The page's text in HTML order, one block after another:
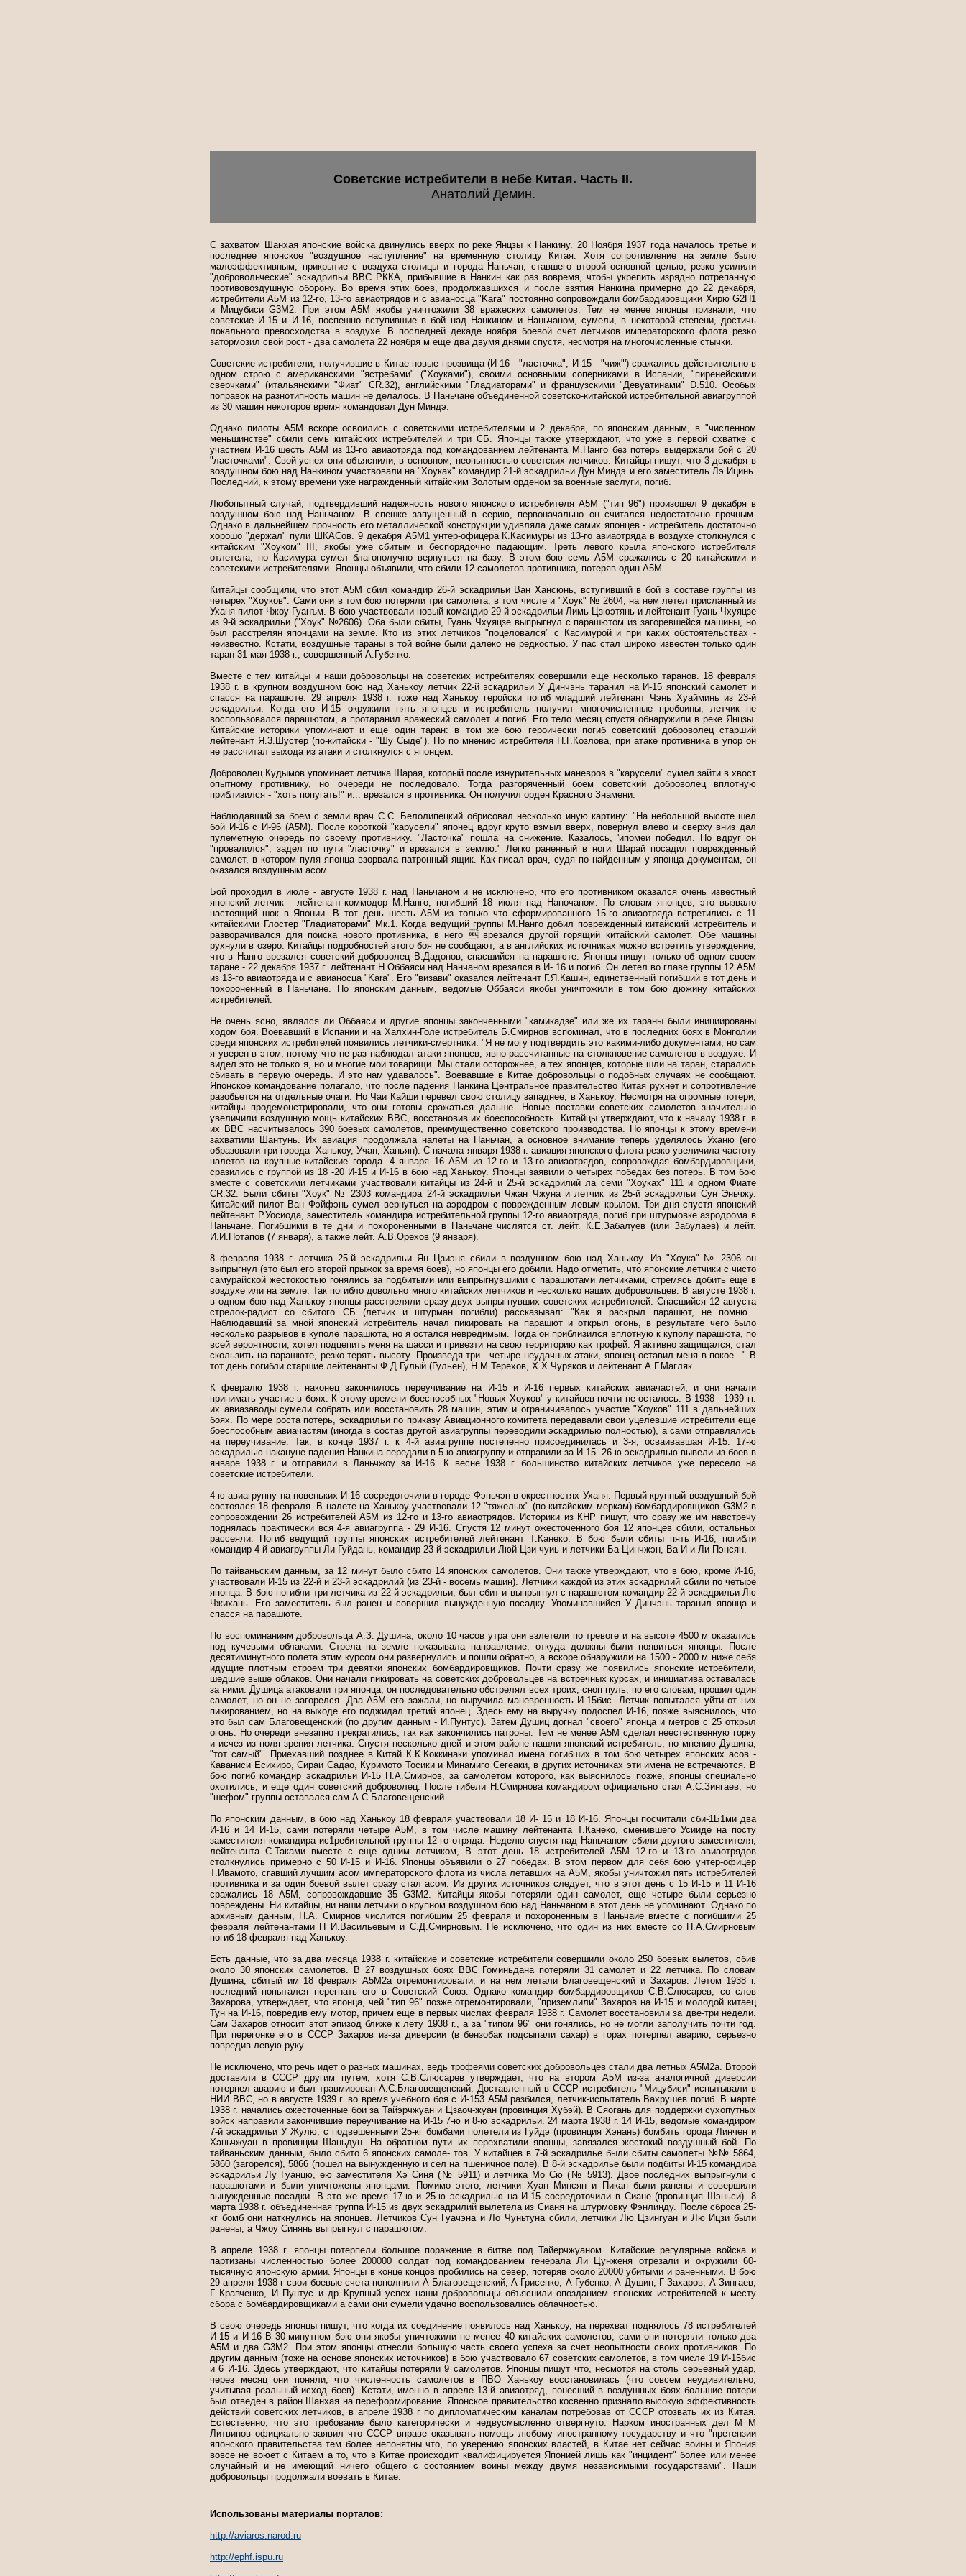
Советские истребители в небе Китая. Часть II.
Анатолий Демин.
С захватом Шанхая японские войска двинулись вверх по реке Янцзы к Нанкину. 20 Ноября 1937 года началось третье и
последнее японское "воздушное наступление" на временную столицу Китая. Хотя сопротивление на земле было
малоэффективным, прикрытие с воздуха столицы и города Наньчан, ставшего второй основной целью, резко усилили
"добровольческие" эскадрильи ВВС РККА, прибывшие в Нанкин как раз вовремя, чтобы укрепить изрядно потрепанную
противовоздушную оборону. Во время этих боев, продолжавшихся и после взятия Нанкина примерно до 22 декабря,
истребители А5М из 12-го, 13-го авиаотрядов и с авианосца "Kaгa" постоянно сопровождали бомбардировщики Хирю G2H1
и Мицубиси G3M2. При этом А5М якобы уничтожили 38 вражеских самолетов. Тем не менее японцы признали, что
советские И-15 и И-16, поспешно вступившие в бой над Нанкином и Наньчаном, сумели, в некоторой степени, достичь
локального превосходства в воздухе. В последней декаде ноября боевой счет летчиков императорского флота резко
затормозил свой рост - два самолета 22 ноября м еще два двумя днями спустя, несмотря на многочисленные стычки.
Советские истребители, получившие в Китае новые прозвища (И-16 - "ласточка", И-15 - "чиж"') сражались действительно в
одном строю с американскими "ястребами" ("Хоуками"), своими основными соперниками в Испании, "пиренейскими
сверчками" (итальянскими "Фиат" CR.32), английскими "Гладиаторами" и французскими "Девуатинами" D.510. Особых
поправок на разнотипность машин не делалось. В Наньчане объединенной советско-китайской истребительной авиагруппой
из 30 машин некоторое время командовал Дун Миндэ.
Однако пилоты А5М вскоре освоились с советскими истребителями и 2 декабря, по японским данным, в "численном
меньшинстве" сбили семь китайских истребителей и три СБ. Японцы также утверждают, что уже в первой схватке с
участием И-16 шесть А5М из 13-го авиаотряда под командованием лейтенанта М.Нанго без потерь выдержали бой с 20
"ласточками". Свой успех они объяснили, в основном, неопытностью советских летчиков. Китайцы пишут, что 3 декабря в
воздушном бою над Нанкином участвовали на "Хоуках" командир 21-й эскадрильи Дун Миндэ и его заместитель Лэ Ицинь.
Последний, к этому времени уже награжденный китайским Золотым орденом за военные заслуги, погиб.
Любопытный случай, подтвердивший надежность нового японского истребителя А5М ("тип 96") произошел 9 декабря в
воздушном бою над Наньчаном. В спешке запущенный в серию, первоначально он считался недостаточно прочным.
Однако в дальнейшем прочность его металлической конструкции удивляла даже самих японцев - истребитель достаточно
хорошо "держал" пули ШКАСов. 9 декабря А5М1 унтер-офицера К.Касимуры из 13-го авиаотряда в воздухе столкнулся с
китайским "Хоуком" III, якобы уже сбитым и беспорядочно падающим. Треть левого крыла японского истребителя
отлетела, но Касимура сумел благополучно вернуться на базу. В этом бою семь А5М сражались с 20 китайскими и
советскими истребителями. Японцы объявили, что сбили 12 самолетов противника, потеряв один А5М.
Китайцы сообщили, что этот А5М сбил командир 26-й эскадрильи Ван Хансюнь, вступивший в бой в составе группы из
четырех "Хоуков". Сами они в том бою потеряли три самолета, в том числе и "Хоук" № 2604, на нем летел присланный из
Уханя пилот Чжоу Гуанъм. В бою участвовали новый командир 29-й эскадрильи Лимь Цзюэтянь и лейтенант Гуань Чхуяцзе
из 9-й эскадрильи ("Хоук" №2606). Оба были сбиты, Гуань Чхуяцзе выпрыгнул с парашютом из загоревшейся машины, но
был расстрелян японцами на земле. Кто из этих летчиков "поцеловался" с Касимурой и при каких обстоятельствах -
неизвестно. Кстати, воздушные тараны в той войне были далеко не редкостью. У пас стал широко известен только один
таран 31 мая 1938 г., совершенный А.Губенко.
Вместе с тем китайцы и наши добровольцы на советских истребителях совершили еще несколько таранов. 18 февраля
1938 г. в крупном воздушном бою над Ханькоу летчик 22-й эскадрильи У Динчэнь таранил на И-15 японский самолет и
спасся на парашюте. 29 апреля 1938 г. тоже над Ханькоу геройски погиб младший лейтенант Чэнь Хуайминь из 23-й
эскадрильи. Когда его И-15 окружили пять японцев и истребитель получил многочисленные пробоины, летчик не
воспользовался парашютом, а протаранил вражеский самолет и погиб. Его тело месяц спустя обнаружили в реке Янцзы.
Китайские историки упоминают и еще один таран: в том же бою героически погиб советский доброволец старший
лейтенант Я.3.Шустер (по-китайски - "Шу Сыде"). Но по мнению истребителя Н.Г.Козлова, при атаке противника в упор он
не рассчитал выхода из атаки и столкнулся с японцем.
Доброволец Кудымов упоминает летчика Шарая, который после изнурительных маневров в "карусели" сумел зайти в хвост
опытному противнику, но очереди не последовало. Тогда разгоряченный боем советский доброволец вплотную
приблизился - "хоть попугать!" и... врезался в противника. Он получил орден Красного Знамени.
Наблюдавший за боем с земли врач С.С. Белолипецкий обрисовал несколько иную картину: "На небольшой высоте шел
бой И-16 с И-96 (А5М). После короткой "карусели" японец вдруг круто взмыл вверх, повернул влево и сверху вниз дал
пулеметную очередь по своему противнику. "Ласточка" пошла на снижение. Казалось, 'ипомеи победил. Но вдруг он
"провалился", задел по пути "ласточку" и врезался в землю." Легко раненный в ноги Шарай посадил поврежденный
самолет, в котором пуля японца взорвала патронный ящик. Как писал врач, судя по найденным у японца документам, он
оказался воздушным асом.
Бой проходил в июле - августе 1938 г. над Наньчаном и не исключено, что его противником оказался очень известный
японский летчик - лейтенант-коммодор М.Нанго, погибший 18 июля над Наночаном. По словам японцев, это вызвало
настоящий шок в Японии. В тот день шесть А5М из только что сформированного 15-го авиаотряда встретились с 11
китайскими Глостер "Гладиаторами" Мк.1. Когда ведущий группы М.Нанго добил поврежденный китайский истребитель и
разворачивался для поиска нового противника, в него  врезался другой горящий китайский самолет. Обе машины
рухнули в озеро. Китайцы подробностей этого боя не сообщают, а в английских источниках можно встретить утверждение,
что в Нанго врезался советский доброволец В.Дадонов, спасшийся на парашюте. Японцы пишут только об одном своем
таране - 22 декабря 1937 г. лейтенант Н.Оббаяси над Нанчаном врезался в И- 16 и погиб. Он летел во главе группы 12 А5М
из 13-го авиаотряда и с авианосца "Kara". Его "визави" оказался лейтенант Г.Я.Кашин, единственный погибший в тот день и
похороненный в Наньчане. По японским данным, ведомые Оббаяси якобы уничтожили в том бою дюжину китайских
истребителей.
Не очень ясно, являлся ли Оббаяси и другие японцы законченными "камикадзе" или же их тараны были инициированы
ходом боя. Воевавший в Испании и на Халхин-Голе истребитель Б.Смирнов вспоминал, что в последних боях в Монголии
среди японских истребителей появились летчики-смертники: "Я не могу подтвердить это какими-либо документами, но сам
я уверен в этом, потому что не раз наблюдал атаки японцев, явно рассчитанные на столкновение самолетов в воздухе. И
видел это не только я, но и многие мои товарищи. Мы стали осторожнее, а тех японцев, которые шли на таран, старались
сбивать в первую очередь. И это нам удавалось". Воевавшие в Китае добровольцы о подобных случаях не сообщают.
Японское командование полагало, что после падения Нанкина Центральное правительство Китая рухнет и сопротивление
разобьется на отдельные очаги. Но Чаи Кайши перевел свою столицу западнее, в Ханькоу. Несмотря на огромные потери,
китайцы продемонстрировали, что они готовы сражаться дальше. Новые поставки советских самолетов значительно
увеличили воздушную мощь китайских ВВС, восстановив их боеспособность. Китайцы утверждают, что к началу 1938 г. в
их ВВС насчитывалось 390 боевых самолетов, преимущественно советского производства. Но японцы к этому времени
захватили Шантунь. Их авиация продолжала налеты на Наньчан, а основное внимание теперь уделялось Уханю (его
образовали три города -Ханькоу, Учан, Ханьян). С начала января 1938 г. авиация японского флота резко увеличила частоту
налетов на крупные китайские города. 4 января 16 А5М из 12-го и 13-го авиаотрядов, сопровождая бомбардировщики,
сразились с группой из 18 -20 И-15 и И-16 в бою над Ханькоу. Японцы заявили о четырех победах без потерь. В том бою
вместе с советскими летчиками участвовали китайцы из 24-й и 25-й эскадрилий ла семи "Хоуках" 111 и одном Фиате
CR.32. Были сбиты "Хоук" № 2303 командира 24-й эскадрильи Чжан Чжуна и летчик из 25-й эскадрильи Сун Эньчжу.
Китайский пилот Ван Фэйфэнь сумел вернуться на аэродром с поврежденным левым крылом. Три дня спустя японский
лейтенант Р.Уосиода, заместитель командира истребительной группы 12-го авиаотряда, погиб при штурмовке аэродрома в
Наньчане. Погибшими в те дни и похороненными в Наньчане числятся ст. лейт. К.Е.Забалуев (или Забулаев) и лейт.
И.И.Потапов (7 января), а также лейт. А.В.Орехов (9 января).
8 февраля 1938 г. летчика 25-й эскадрильи Ян Цзиэня сбили в воздушном бою над Ханькоу. Из "Хоука" № 2306 он
выпрыгнул (это был его второй прыжок за время боев), но японцы его добили. Надо отметить, что японские летчики с чисто
самурайской жестокостью гонялись за подбитыми или выпрыгнувшими с парашютами летчиками, стремясь добить еще в
воздухе или на земле. Так погибло довольно много китайских летчиков и несколько наших добровольцев. В августе 1938 г.
в одном бою над Ханькоу японцы расстреляли сразу двух выпрыгнувших советских истребителей. Спасшийся 12 августа
стрелок-радист со сбитого СБ (летчик и штурман погибли) рассказывал: "Как я раскрыл парашют, не помню...
Наблюдавший за мной японский истребитель начал пикировать на парашют и открыл огонь, в результате чего было
несколько разрывов в куполе парашюта, но я остался невредимым. Тогда он приблизился вплотную к куполу парашюта, по
всей вероятности, хотел подцепить меня на шасси и привезти на свою территорию как трофей. Я активно защищался, стал
скользить на парашюте, резко терять высоту. Произведя три - четыре неудачных атаки, японец оставил меня в покое..." В
тот день погибли старшие лейтенанты Ф.Д.Гулый (Гульен), Н.М.Терехов, Х.Х.Чуряков и лейтенант А.Г.Магляк.
К февралю 1938 г. наконец закончилось переучивание на И-15 и И-16 первых китайских авиачастей, и они начали
принимать участие в боях. К этому времени боеспособных "Новых Хоуков" у китайцев почти не осталось. В 1938 - 1939 гг.
их авиазаводы сумели собрать или восстановить 28 машин, этим и ограничивалось участие "Хоуков" 111 в дальнейших
боях. По мере роста потерь, эскадрильи по приказу Авиационного комитета передавали свои уцелевшие истребители еще
боеспособным авиачастям (иногда в состав другой авиагруппы переводили эскадрилью полностью), а сами отправлялись
на переучивание. Так, в конце 1937 г. к 4-й авиагруппе постепенно присоединилась и 3-я, осваивавшая И-15. 17-ю
эскадрилью накануне падения Нанкина передали в 5-ю авиагруппу и отправили за И-15. 26-ю эскадрилью вывели из боев в
январе 1938 г. и отправили в Ланьчжоу за И-16. К весне 1938 г. большинство китайских летчиков уже пересело на
советские истребители.
4-ю авиагруппу на новеньких И-16 сосредоточили в городе Фэньчэн в окрестностях Уханя. Первый крупный воздушный бой
состоялся 18 февраля. В налете на Ханькоу участвовали 12 "тяжелых" (по китайским меркам) бомбардировщиков G3M2 в
сопровождении 26 истребителей А5М из 12-го и 13-го авиаотрядов. Историки из КНР пишут, что сразу же им навстречу
поднялась практически вся 4-я авиагруппа - 29 И-16. Спустя 12 минут ожесточенного боя 12 японцев сбили, остальных
рассеяли. Погиб ведущий группы японских истребителей лейтенант Т.Канеко. В бою были сбиты пять И-16, погибли
командир 4-й авиагруппы Ли Гуйдань, командир 23-й эскадрильи Люй Цзи-чуиь и летчики Ба Цинчжэн, Ва И и Ли Пэнсян.
По тайваньским данным, за 12 минут было сбито 14 японских самолетов. Они также утверждают, что в бою, кроме И-16,
участвовали И-15 из 22-й и 23-й эскадрилий (из 23-й - восемь машин). Летчики каждой из этих эскадрилий сбили по четыре
японца. В бою погибли три летчика из 22-й эскадрильи, был сбит и выпрыгнул с парашютом командир 22-й эскадрильи Лю
Чжихань. Его заместитель был ранен и совершил вынужденную посадку. Упоминавшийся У Динчэнь таранил японца и
спасся на парашюте.
По воспоминаниям добровольца А.З. Душина, около 10 часов утра они взлетели по тревоге и на высоте 4500 м оказались
под кучевыми облаками. Стрела на земле показывала направление, откуда должны были появиться японцы. После
десятиминутного полета этим курсом они развернулись и пошли обратно, а вскоре обнаружили на 1500 - 2000 м ниже себя
идущие плотным строем три девятки японских бомбардировщиков. Почти сразу же появились японские истребители,
шедшие выше облаков. Они начали пикировать на советских добровольцев на встречных курсах, и инициатива оставалась
за ними. Душица атаковали три японца, он последовательно обстрелял всех троих, сноп пуль, по его словам, прошил один
самолет, но он не загорелся. Два А5М его зажали, но выручила маневренность И-15бис. Летчик попытался уйти от них
пикированием, но на выходе его поджидал третий японец. Здесь ему на выручку подоспел И-16, позже выяснилось, что
это был сам Благовещенский (по другим данным - И.Пунтус). Затем Душиц догнал "своего" японца и метров с 25 открыл
огонь. Но очереди внезапно прекратились, так как закончились патроны. Тем не менее А5М сделал неестественную горку
и исчез из поля зрения летчика. Спустя несколько дней и этом районе нашли японский истребитель, по мнению Душина,
"тот самый". Приехавший позднее в Китай К.К.Коккинаки упоминал имена погибших в том бою четырех японских асов -
Каваниси Есихиро, Сираи Садао, Куримото Тосики и Минамиго Сегеаки, в других источниках эти имена не встречаются. В
бою погиб командир эскадрильи И-15 Н.А.Смирнов, за самолетом которого, как выяснилось позже, японцы специально
охотились, и еще один советский доброволец. После гибели Н.Смирнова командиром официально стал А.С.Зингаев, но
"шефом" группы оставался сам А.С.Благовещенский.
По японским данным, в бою над Ханькоу 18 февраля участвовали 18 И- 15 и 18 И-16. Японцы посчитали сби-1Ь1ми два
И-16 и 14 И-15, сами потеряли четыре А5М, в том числе машину лейтенанта Т.Канеко, сменившего Усииде на посту
заместителя командира ис1ребительной группы 12-го отряда. Неделю спустя над Наньчаном сбили другого заместителя,
лейтенанта С.Таками вместе с еще одним летчиком, В этот день 18 истребителей А5М 12-го и 13-го авиаотрядов
столкнулись примерно с 50 И-15 и И-16. Японцы объявили о 27 победах. В этом первом для себя бою унтер-офицер
Т.Ивамото, сгавший лучшим асом императорского флота из числа летавших на А5М, якобы уничтожил пять истребителей
противника и за один боевой вылет сразу стал асом. Из других источников следует, что в этот день с 15 И-15 и 11 И-16
сражались 18 А5М, сопровождавшие 35 G3M2. Китайцы якобы потеряли один самолет, еще четыре были серьезно
повреждены. Ни китайцы, ни наши летчики о крупном воздушном бою над Наньчаном в этот день не упоминают. Однако по
архивным данным, Н.А. Смирнов числится погибшим 25 февраля и похороненным в Наньчаие вместе с погибшими 25
февраля лейтенантами Н И.Васильевым и С.Д.Смирновым. Не исключено, что один из них вместе со Н.А.Смирновым
погиб 18 февраля над Ханькоу.
Есть данные, что за два месяца 1938 г. китайские и советские истребители совершили около 250 боевых вылетов, сбив
около 30 японских самолетов. В 27 воздушных боях ВВС Гоминьдана потеряли 31 самолет и 22 летчика. По словам
Душина, сбитый им 18 февраля А5М2а отремонтировали, и на нем летали Благовещенский и Захаров. Летом 1938 г.
последний попытался перегнать его в Советский Союз. Однако командир бомбардировщиков С.В.Слюсарев, со слов
Захарова, утверждает, что японца, чей "тип 96" позже отремонтировали, "приземлили" Захаров на И-15 и молодой китаец
Тун на И-16, повредив ему мотор, причем еще в первых числах февраля 1938 г. Самолет восстановили за две-три недели.
Сам Захаров относит этот эпизод ближе к лету 1938 г., а за "типом 96" они гонялись, но не могли заполучить почти год.
При перегонке его в СССР Захаров из-за диверсии (в бензобак подсыпали сахар) в горах потерпел аварию, серьезно
повредив левую руку.
Не исключено, что речь идет о разных машинах, ведь трофеями советских добровольцев стали два летных А5М2а. Второй
доставили в СССР другим путем, хотя С.В.Слюсарев утверждает, что на втором А5М из-за аналогичной диверсии
потерпел аварию и был травмирован А.С.Благовещенский. Доставленный в СССР истребитель "Мицубиси" испытывали в
НИИ ВВС, но в августе 1939 г. во время учебного боя с И-153 А5М разбился, летчик-испытатель Вахрушев погиб. В марте
1938 г. начались ожесточенные бои за Тайэрчжуан и Цзаоч-жуан (провинция Хубэй). В Сяогань для поддержки сухопутных
войск направили закончившие переучивание на И-15 7-ю и 8-ю эскадрильи. 24 марта 1938 г. 14 И-15, ведомые командиром
7-й эскадрильи У Жулю, с подвешенными 25-кг бомбами полетели из Гуйдэ (провинция Хэнань) бомбить города Линчен и
Ханьчжуан в провинции Шаньдун. На обратном пути их перехватили японцы, завязался жестокий воздушный бой. По
тайваньским данным, было сбито 6 японских самоле- тов. У китайцев в 7-й эскадрилье были сбиты самолеты №№ 5864,
5860 (загорелся), 5866 (пошел на вынужденную и сел на пшеничное поле). В 8-й эскадрилье были подбиты И-15 командира
эскадрильи Лу Гуанцю, ею заместителя Хэ Синя (№ 5911) и летчика Мо Сю (№ 5913). Двое последних выпрыгнули с
парашютами и были уничтожены японцами. Помимо этого, летчики Хуан Минсян и Пикап были ранены и совершили
вынужденные посадки. В это же время 17-ю и 25-ю эскадрилью на И-15 сосредоточили в Сиане (провинция Шэньси). 8
марта 1938 г. объединенная группа И-15 из двух эскадрилий вылетела из Сианя на штурмовку Фэнлинду. После сброса 25-
кг бомб они наткнулись на японцев. Летчиков Сун Гуачэна и Ло Чуньтуна сбили, летчики Лю Цзингуан и Лю Ицзи были
ранены, а Чжоу Синянь выпрыгнул с парашютом.
В апреле 1938 г. японцы потерпели большое поражение в битве под Тайерчжуаном. Китайские регулярные войска и
партизаны численностью более 200000 солдат под командованием генерала Ли Цунженя отрезали и окружили 60-
тысячную японскую армии. Японцы в конце концов пробились на север, потеряв около 20000 убитыми и раненными. В бою
29 апреля 1938 г свои боевые счета пополнили А Благовещенский, А Грисенко, А Губенко, А Душин, Г Захаров, А Зингаев,
Г Кравченко, И Пунтус и др Крупный успех наши добровольцы объяснили опозданием японских истребителей к месту
сбора с бомбардировщиками а сами они сумели удачно воспользовались облачностью.
В свою очередь японцы пишут, что когда их соединение появилось над Ханькоу, на перехват поднялось 78 истребителей
И-15 и И-16 В 30-минутном бою они якобы уничтожили не менее 40 китайских самолетов, сами они потеряли только два
А5М и два G3M2. При этом японцы отнесли большую часть своего успеха за счет неопытности своих противников. По
другим данным (тоже на основе японских источников) в бою участвовало 67 советских самолетов, в том числе 19 И-15бис
и 6 И-16. Здесь утверждают, что китайцы потеряли 9 самолетов. Японцы пишут что, несмотря на столь серьезный удар,
через месяц они поняли, что численность самолетов в ПВО Ханькоу восстановилась (что совсем неудивительно,
учитывая реальный исход боев). Кстати, именно в апреле 13-й авиаотряд, понесший в воздушных боях большие потери
был отведен в район Шанхая на переформирование. Японское правительство косвенно признало высокую эффективность
действий советских летчиков, в апреле 1938 г по дипломатическим каналам потребовав от СССР отозвать их из Китая.
Естественно, что это требование было категорически и недвусмысленно отвергнуто. Нарком иностранных дел М М
Литвинов официально заявил что СССР вправе оказывать помощь любому иностранному государству и что "претензии
японского правительства тем более непонятны что, по уверению японских властей, в Китае нет сейчас воины и Япония
вовсе не воюет с Китаем а то, что в Китае происходит квалифицируется Японией лишь как "инцидент" более или менее
случайный и не имеющий ничего общего с состоянием воины между двумя независимыми государствами". Наши
добровольцы продолжали воевать в Китае.
Использованы материалы порталов:
http://aviaros.narod.ru
http://ephf.ispu.ru